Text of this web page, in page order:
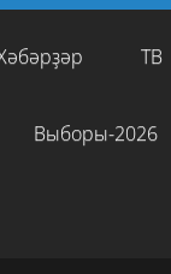
ТВ
Выборы-2026